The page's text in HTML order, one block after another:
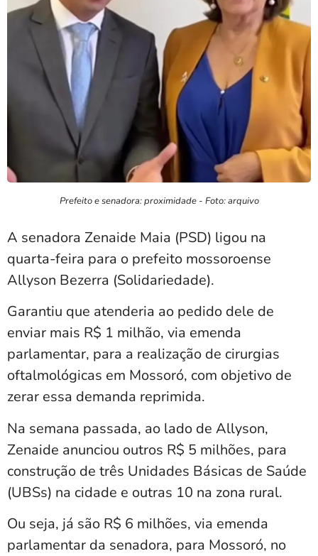
Prefeito e senadora: proximidade - Foto: arquivo
A senadora Zenaide Maia (PSD) ligou na
quarta-feira para o prefeito mossoroense
Allyson Bezerra (Solidariedade).
Garantiu que atenderia ao pedido dele de
enviar mais R$ 1 milhão, via emenda
parlamentar, para a realização de cirurgias
oftalmológicas em Mossoró, com objetivo de
zerar essa demanda reprimida.
Na semana passada, ao lado de Allyson,
Zenaide anunciou outros R$ 5 milhões, para
construção de três Unidades Básicas de Saúde
(UBSs) na cidade e outras 10 na zona rural.
Ou seja, já são R$ 6 milhões, via emenda
parlamentar da senadora, para Mossoró, no